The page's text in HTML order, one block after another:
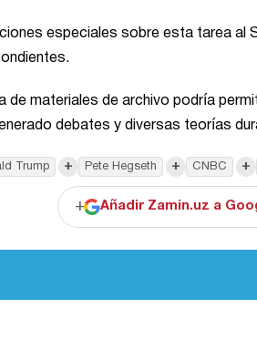
especiales sobre esta tarea al
de materiales de archivo podría
debates y diversas teorías
Trump + Pete Hegseth + CNBC +
+ Añadir Zamin.uz a